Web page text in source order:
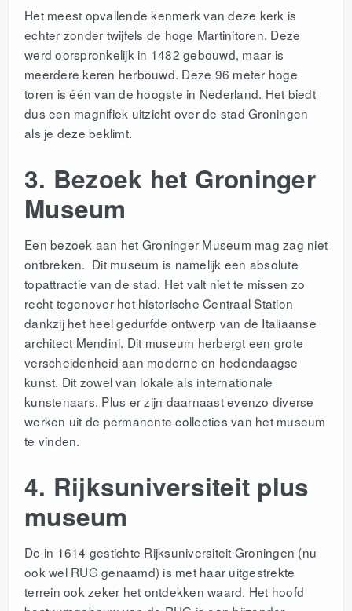
Het meest opvallende kenmerk van deze kerk is
echter zonder twijfels de hoge Martinitoren. Deze
werd oorspronkelijk in 1482 gebouwd, maar is
meerdere keren herbouwd. Deze 96 meter hoge
toren is één van de hoogste in Nederland. Het biedt
dus een magnifiek uitzicht over de stad Groningen
als je deze beklimt.
3. Bezoek het Groninger
Museum
Een bezoek aan het Groninger Museum mag zag niet
ontbreken. Dit museum is namelijk een absolute
topattractie van de stad. Het valt niet te missen zo
recht tegenover het historische Centraal Station
dankzij het heel gedurfde ontwerp van de Italiaanse
architect Mendini. Dit museum herbergt een grote
verscheidenheid aan moderne en hedendaagse
kunst. Dit zowel van lokale als internationale
kunstenaars. Plus er zijn daarnaast evenzo diverse
werken uit de permanente collecties van het museum
te vinden.
4. Rijksuniversiteit plus
museum
De in 1614 gestichte Rijksuniversiteit Groningen (nu
ook wel RUG genaamd) is met haar uitgestrekte
terrein ook zeker het ontdekken waard. Het hoofd